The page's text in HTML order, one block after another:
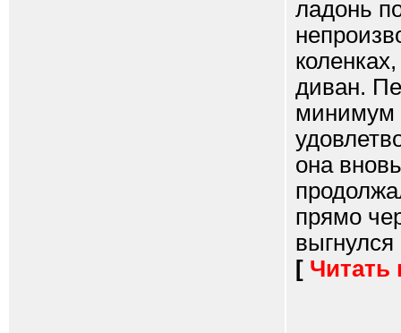
ладонь
диван.
минимум
она
прямо
[ Читать